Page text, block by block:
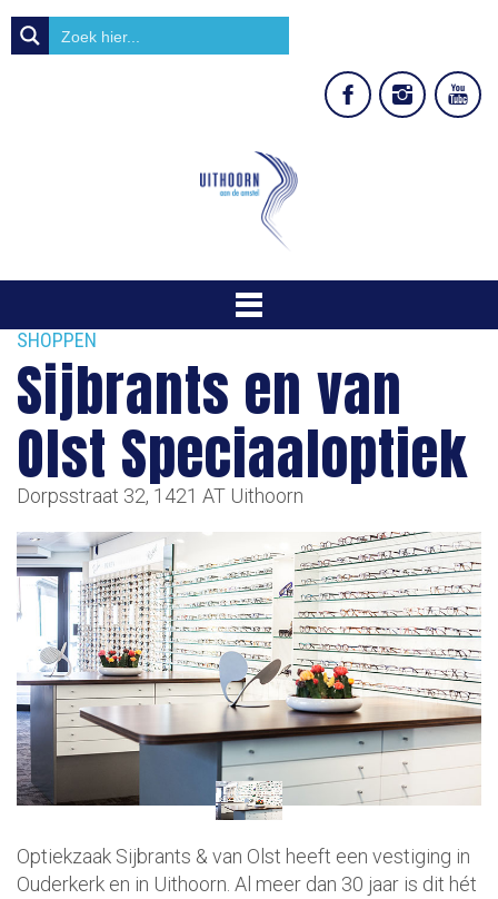
SHOPPEN
Sijbrants en van
Olst Speciaaloptiek
Dorpsstraat 32, 1421 AT Uithoorn
Optiekzaak Sijbrants & van Olst heeft een vestiging in
Ouderkerk en in Uithoorn. Al meer dan 30 jaar is dit hét